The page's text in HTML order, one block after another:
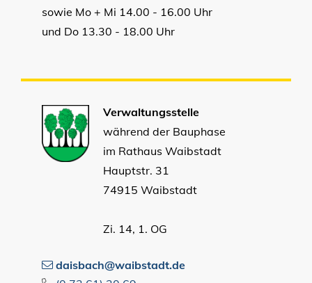
sowie Mo + Mi 14.00 - 16.00 Uhr
und Do 13.30 - 18.00 Uhr
Verwaltungsstelle
während der Bauphase
im Rathaus Waibstadt
Hauptstr. 31
74915 Waibstadt
Zi. 14, 1. OG
daisbach@waibstadt.de